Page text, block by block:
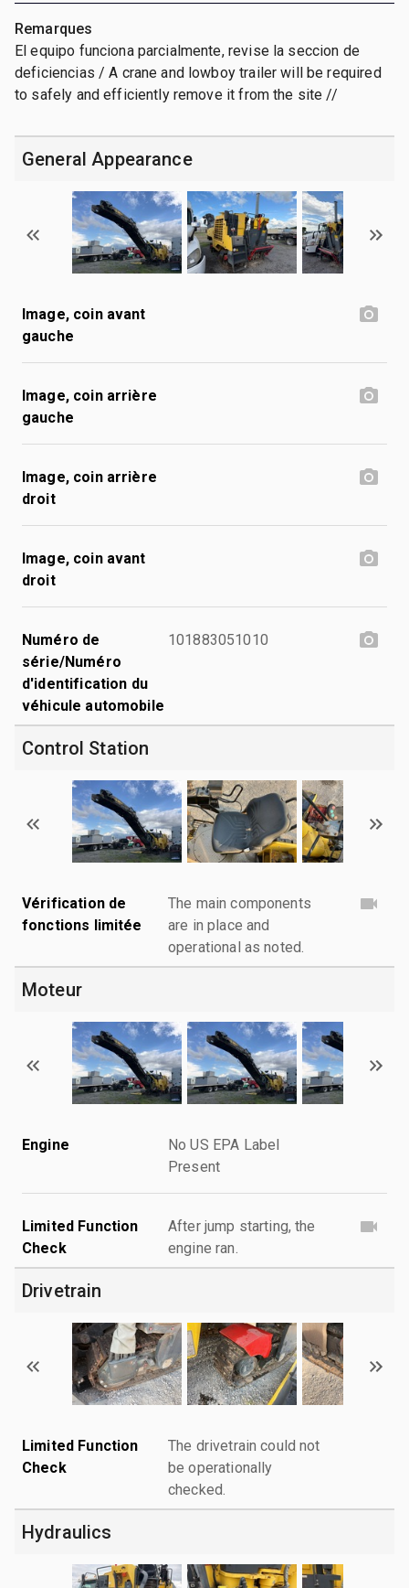
Remarques
El equipo funciona parcialmente, revise la seccion de
deficiencias / A crane and lowboy trailer will be required
to safely and efficiently remove it from the site //
General Appearance
Image, coin avant
gauche
Image, coin arrière
gauche
Image, coin arrière
droit
Image, coin avant
droit
Numéro de
série/Numéro
d'identification du
véhicule automobile
101883051010
Control Station
Vérification de
fonctions limitée
The main components
are in place and
operational as noted.
Moteur
Engine
No US EPA Label
Present
Limited Function
Check
After jump starting, the
engine ran.
Drivetrain
Limited Function
Check
The drivetrain could not
be operationally
checked.
Hydraulics